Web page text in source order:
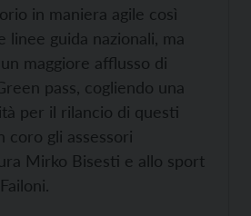
in maniera agile così
linee guida nazionali, ma
maggiore afflusso di
pass, cogliendo una
per il rilancio di questi
coro gli assessori
Mirko Bisesti e allo sport